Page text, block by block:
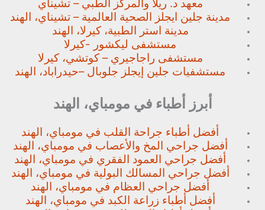
معهد د. ريلا والمركز الطبي – تشيناي
مدينة جلين ايجلز الصحية العالمية – تشيناي، الهند
مدينة استر الطبية، كيرلا، الهند
مستشفى ليكشور -كيرلا
مستشفى راجاجيري – كوتشي، كيرلا
مستشفيات جلين إيجلز جلوبال –حيدراباد، الهند
أبرز أطباء في مومباي، الهند
أفضل أطباء جراحة القلب في مومباي، الهند
أفضل جراحي المخ والأعصاب في مومباي، الهند
أفضل جراحي العمود الفقري في مومباي، الهند
أفضل جراحي المسالك البولية في مومباي، الهند
أفضل جراحي العظام في مومباي، الهند
أفضل أطباء زراعة الكبد في مومباي، الهند